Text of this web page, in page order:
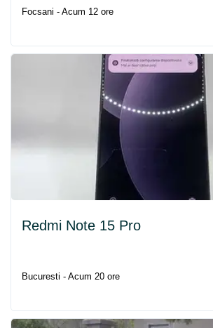
Focsani - Acum 12 ore
Redmi Note 15 Pro
Bucuresti - Acum 20 ore